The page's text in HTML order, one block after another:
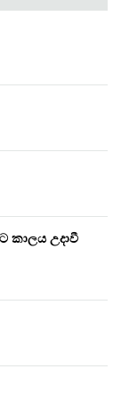
කාලය උදාවී